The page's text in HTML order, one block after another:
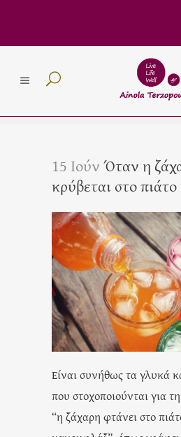
15 ΙούνΌταν η
κρύβεται στο
Είναι συνήθως τα γλυκά
που στοχοποιούνται για
“η ζάχαρη φτάνει στο